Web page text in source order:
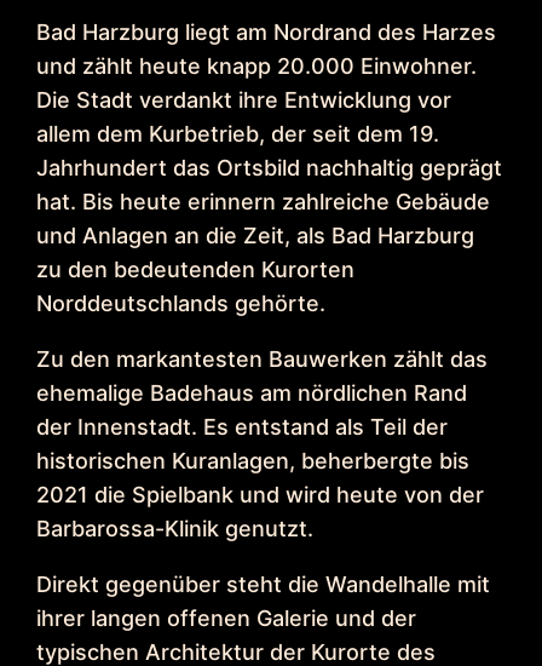
Bad Harzburg liegt am Nordrand des Harzes
und zählt heute knapp 20.000 Einwohner.
Die Stadt verdankt ihre Entwicklung vor
allem dem Kurbetrieb, der seit dem 19.
Jahrhundert das Ortsbild nachhaltig geprägt
hat. Bis heute erinnern zahlreiche Gebäude
und Anlagen an die Zeit, als Bad Harzburg
zu den bedeutenden Kurorten
Norddeutschlands gehörte.
Zu den markantesten Bauwerken zählt das
ehemalige Badehaus am nördlichen Rand
der Innenstadt. Es entstand als Teil der
historischen Kuranlagen, beherbergte bis
2021 die Spielbank und wird heute von der
Barbarossa-Klinik genutzt.
Direkt gegenüber steht die Wandelhalle mit
ihrer langen offenen Galerie und der
typischen Architektur der Kurorte des